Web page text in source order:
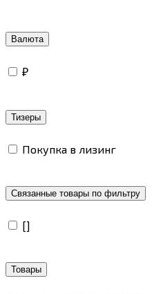
Валюта
₽
Тизеры
Покупка в лизинг
Связанные товары по фильтру
[]
Товары